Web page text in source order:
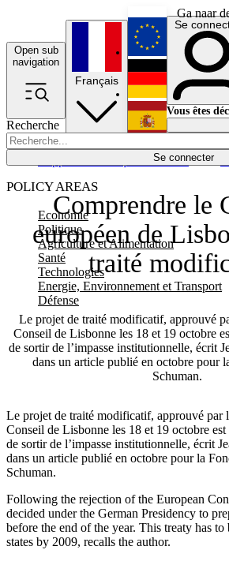
Ga naar
Open sub
navigation
Recherche
Se connecter
POLICY AREAS
Economie
Politique
Agriculture et Alimentation
Santé
Technologies
Energie, Environnement et Transport
Défense
Économie
Français
English
Deutsch
Español
Se
Vous êtes
Comprendre le
européen de
traité
Le projet de traité modificatif, approuvé
Conseil de Lisbonne les 18 et 19 octobre
de sortir de l’impasse institutionnelle, écrit
dans un article publié en octobre pour
Schuman.
Le projet de traité modificatif, approuvé par
Conseil de Lisbonne les 18 et 19 octobre est
de sortir de l’impasse institutionnelle, écrit
dans un article publié en octobre pour la
Schuman.
Following the rejection of the European
decided under the German Presidency to
before the end of the year. This treaty has
states by 2009, recalls the author.